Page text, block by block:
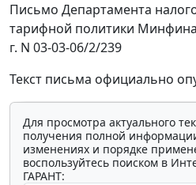
Письмо Департамента
тарифной политики
г. N 03-03-06/2/239
Текст письма официально
Для просмотра актуального
получения полной
изменениях и порядке
воспользуйтесь поиском в
ГАРАНТ: